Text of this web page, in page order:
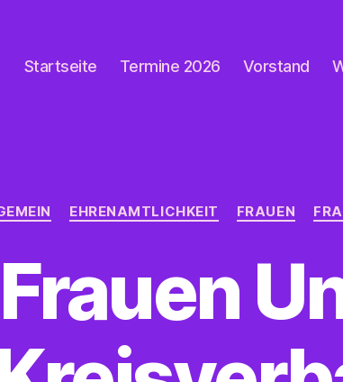
Startseite Termine 2026 Vorstand
Kategorien
EHRENAMTLICHKEIT FRAUEN
Frauen